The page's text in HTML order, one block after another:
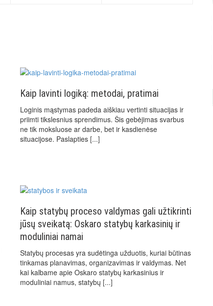
Kaip lavinti logiką: metodai, pratimai
Loginis mąstymas padeda aiškiau vertinti situacijas ir
priimti tikslesnius sprendimus. Šis gebėjimas svarbus
ne tik moksluose ar darbe, bet ir kasdienėse
situacijose. Paslapties [...]
Kaip statybų proceso valdymas gali užtikrinti
jūsų sveikatą: Oskaro statybų karkasinių ir
moduliniai namai
Statybų procesas yra sudėtinga užduotis, kuriai būtinas
tinkamas planavimas, organizavimas ir valdymas. Net
kai kalbame apie Oskaro statybų karkasinius ir
moduliniai namus, statybų [...]